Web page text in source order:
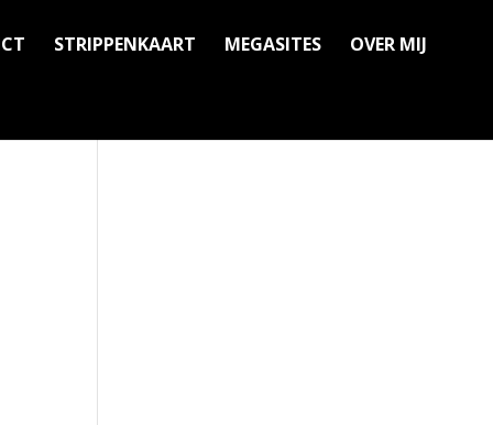
STRIPPENKAART MEGASITES OVER MIJ